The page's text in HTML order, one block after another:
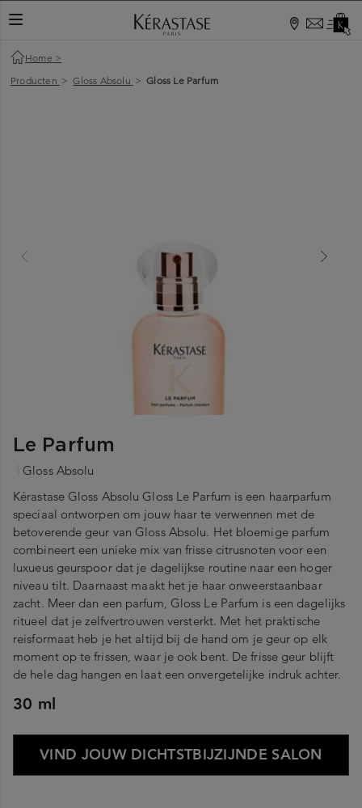
Home >
Producten > Gloss Absolu > Gloss Le Parfum
Le Parfum
Gloss Absolu
Kérastase Gloss Absolu Gloss Le Parfum is een haarparfum
speciaal ontworpen om jouw haar te verwennen met de
betoverende geur van Gloss Absolu. Het bloemige parfum
combineert een unieke mix van frisse citrusnoten voor een
luxueus geurspoor dat je dagelijkse routine naar een hoger
niveau tilt. Daarnaast maakt het je haar onweerstaanbaar
zacht. Meer dan een parfum, Gloss Le Parfum is een dagelijks
ritueel dat je zelfvertrouwen versterkt. Met het praktische
reisformaat heb je het altijd bij de hand om je geur op elk
moment op te frissen, waar je ook bent. De frisse geur blijft
de hele dag hangen en laat een onvergetelijke indruk achter.
30 ml
VIND JOUW DICHTSTBIJZIJNDE SALON